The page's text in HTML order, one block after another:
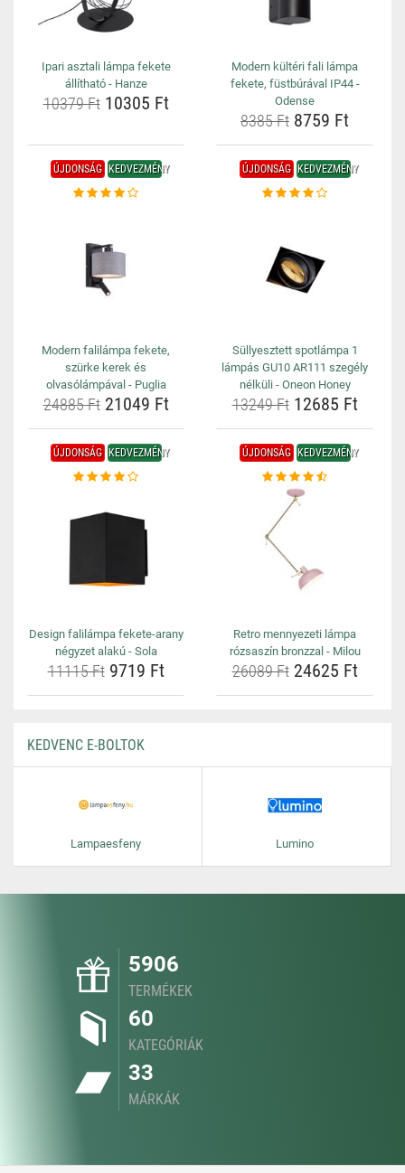
Ipari asztali lámpa fekete
állítható - Hanze
10379 Ft10305 Ft
Modern kültéri fali lámpa
fekete, füstbúrával IP44 -
Odense
8385 Ft 8759 Ft
ÚJDONSÁG KEDVEZMÉNY
Modern falilámpa fekete,
szürke kerek és
olvasólámpával - Puglia
24885 Ft21049 Ft
ÚJDONSÁG KEDVEZMÉNY
Süllyesztett spotlámpa 1
lámpás GU10 AR111 szegély
nélküli - Oneon Honey
13249 Ft12685 Ft
ÚJDONSÁG KEDVEZMÉNY
Design falilámpa fekete-arany
négyzet alakú - Sola
11115 Ft9719 Ft
ÚJDONSÁG KEDVEZMÉNY
Retro mennyezeti lámpa
rózsaszín bronzzal - Milou
26089 Ft24625 Ft
KEDVENC E-BOLTOK
Lampaesfeny Lumino
5906
TERMÉKEK
60
KATEGÓRIÁK
33
MÁRKÁK